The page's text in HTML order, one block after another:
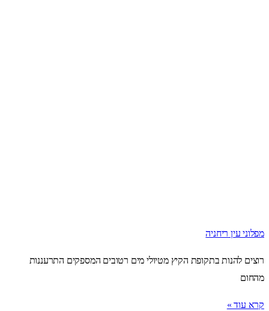
מפלוני עין ריחניה
רוצים להנות בתקופת הקיץ מטיולי מים רטובים המספקים התרעננות
מהחום
קרא עוד »